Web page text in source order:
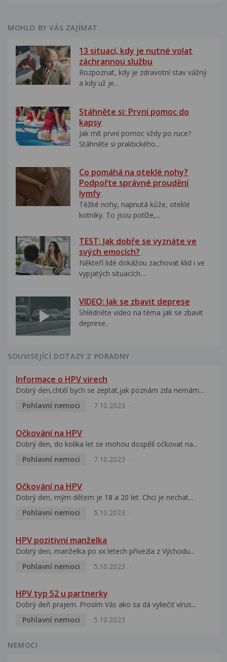
MOHLO BY VÁS ZAJÍMAT
13 situací, kdy je nutné volat
záchrannou službu
Rozpoznat, kdy je zdravotní stav vážný
a kdy už je...
Stáhněte si: První pomoc do
kapsy
Jak mít první pomoc vždy po ruce?
Stáhněte si praktického...
Co pomáhá na oteklé nohy?
Podpořte správné proudění
lymfy
Těžké nohy, napnutá kůže, oteklé
kotníky. To jsou potíže,...
TEST: Jak dobře se vyznáte ve
svých emocích?
Někteří lidé dokážou zachovat klid i ve
vypjatých situacích....
VIDEO: Jak se zbavit deprese
Shlédněte video na téma jak se zbavit
deprese..
SOUVISEJÍCÍ DOTAZY Z PORADNY
Informace o HPV virech
Dobrý den,chtěl bych se zeptat,jak poznám zda nemám...
Pohlavní nemoci
7.10.2023
Očkování na HPV
Dobrý den, do kolika let se mohou dospělí očkovat na...
Pohlavní nemoci
7.10.2023
Očkování na HPV
Dobrý den, mým dětem je 18 a 20 let. Chci je nechat...
Pohlavní nemoci
5.10.2023
HPV pozitivní manželka
Dobrý den, manželka po xx letech přivezla z Východu...
Pohlavní nemoci
5.10.2023
HPV typ 52 u partnerky
Dobrý deň prajem. Prosím Vás ako sa dá vyliečiť vírus...
Pohlavní nemoci
5.10.2023
NEMOCI